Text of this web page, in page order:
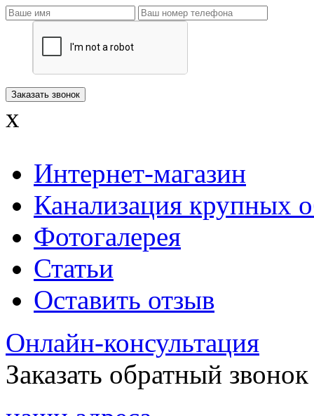
x
Интернет-магазин
Канализация крупных
Фотогалерея
Статьи
Оставить отзыв
Онлайн-консультация
Заказать обратный звонок